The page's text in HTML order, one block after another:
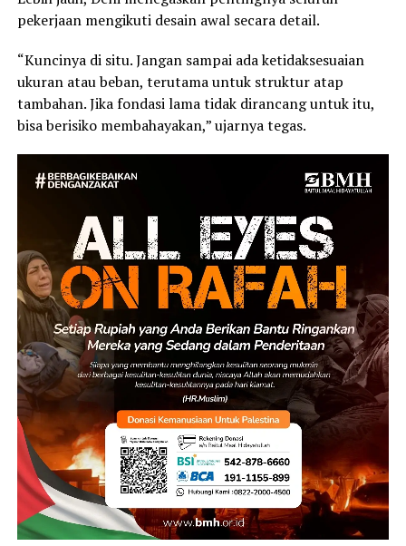
pekerjaan mengikuti desain awal secara detail.
“Kuncinya di situ. Jangan sampai ada ketidaksesuaian
ukuran atau beban, terutama untuk struktur atap
tambahan. Jika fondasi lama tidak dirancang untuk itu,
bisa berisiko membahayakan,” ujarnya tegas.